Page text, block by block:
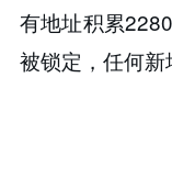
有地址积累
被锁定，​​任何新